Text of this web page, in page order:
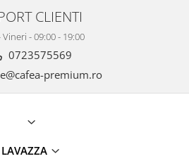
CLIENTI
Vineri - 09:00 - 19:00
0723575569
premium.ro
LAVAZZA